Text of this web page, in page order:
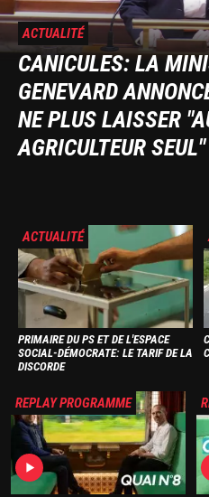
ACTUALITÉ
CANICULES: LA
GENEVARD
NE PLUS LAISSER
AGRICULTEUR SEUL"
Image
ACTUALITÉ
PRIMAIRE DU PS ET DE L'ESPACE
SOCIAL-DÉMOCRATE: LE TARIF DE LA
DISCORDE
Image
REPLAY PROGRAMME